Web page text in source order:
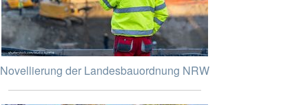
Novellierung der Landesbauordnung NRW